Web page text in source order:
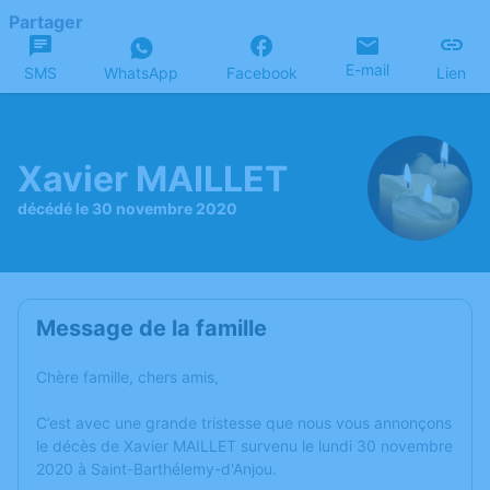
Partager
SMS WhatsApp Facebook E-mail Lien
Xavier MAILLET
décédé le 30 novembre 2020
Message de la famille
Chère famille, chers amis,
C’est avec une grande tristesse que nous vous annonçons
le décès de Xavier MAILLET survenu le lundi 30 novembre
2020 à Saint-Barthélemy-d'Anjou.